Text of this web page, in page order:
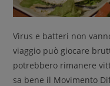
Virus e batteri non
viaggio può giocare
potrebbero rimanere
sa bene il Movimento